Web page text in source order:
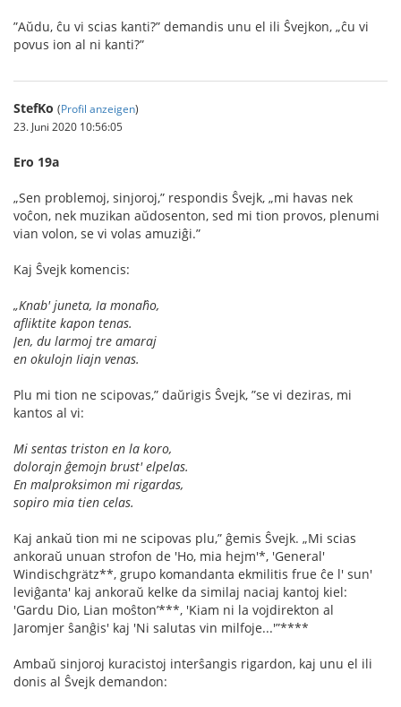
”Aŭdu, ĉu vi scias kanti?” demandis unu el ili Ŝvejkon, „ĉu vi
povus ion al ni kanti?”
StefKo (Profil anzeigen)
23. Juni 2020 10:56:05
Ero 19a
„Sen problemoj, sinjoroj,” respondis Ŝvejk, „mi havas nek
voĉon, nek muzikan aŭdosenton, sed mi tion provos, plenumi
vian volon, se vi volas amuziĝi.”
Kaj Ŝvejk komencis:
„Knab' juneta, Ia monaĥo,
aﬂiktite kapon tenas.
Jen, du larmoj tre amaraj
en okulojn Iiajn venas.
Plu mi tion ne scipovas,” daŭrigis Ŝvejk, ”se vi deziras, mi
kantos al vi:
Mi sentas triston en la koro,
dolorajn ĝemojn brust' elpelas.
En malproksimon mi rigardas,
sopiro mia tien celas.
Kaj ankaŭ tion mi ne scipovas plu,” ĝemis Ŝvejk. „Mi scias
ankoraŭ unuan strofon de 'Ho, mia hejm'*, 'General'
Windischgrätz**, grupo komandanta ekmilitis frue ĉe l' sun'
leviĝanta' kaj ankoraŭ kelke da similaj naciaj kantoj kiel:
'Gardu Dio, Lian moŝton’***, 'Kiam ni la vojdirekton al
Jaromjer ŝanĝis' kaj 'Ni salutas vin milfoje...'”****
Ambaŭ sinjoroj kuracistoj interŝangis rigardon, kaj unu el ili
donis al Ŝvejk demandon: